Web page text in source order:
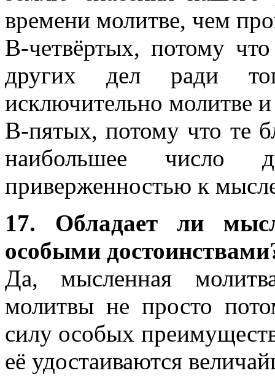
времени молитве, чем
В-четвёртых, потому
других дел ради
исключительно молитве
В-пятых, потому что те
наибольшее число
приверженностью к
17. Обладает ли
особыми
Да, мысленная
молитвы не просто
силу особых
её удостаиваются